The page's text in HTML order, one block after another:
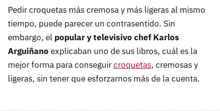
Pedir croquetas más cremosa y más ligeras al mismo
tiempo, puede parecer un contrasentido. Sin
embargo, el popular y televisivo chef Karlos
Arguiñano explicaban uno de sus libros, cuál es la
mejor forma para conseguircroquetas, cremosas y
ligeras, sin tener que esforzarnos más de la cuenta.